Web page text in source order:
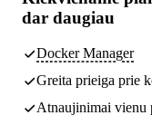
dar daugiau
Docker Manager
Greita prieiga prie
Atnaujinimai vienu